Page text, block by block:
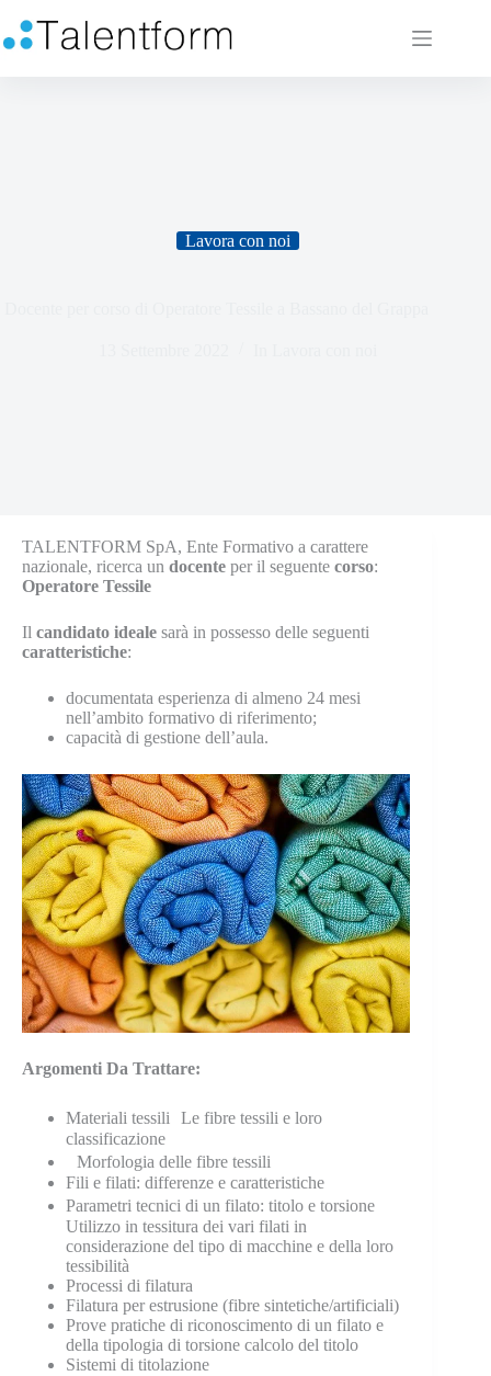
Lavora con noi
TALENTFORM SpA, Ente Formativo a carattere
nazionale, ricerca un docente per il seguente corso:
Operatore Tessile
Il candidato ideale sarà in possesso delle seguenti
caratteristiche:
documentata esperienza di almeno 24 mesi
nell’ambito formativo di riferimento;
capacità di gestione dell’aula.
Argomenti Da Trattare:
Materiali tessili Le fibre tessili e loro
classificazione
Morfologia delle fibre tessili
Fili e filati: differenze e caratteristiche
Parametri tecnici di un filato: titolo e torsione
Utilizzo in tessitura dei vari filati in
considerazione del tipo di macchine e della loro
tessibilità
Processi di filatura
Filatura per estrusione (fibre sintetiche/artificiali)
Prove pratiche di riconoscimento di un filato e
della tipologia di torsione calcolo del titolo
Sistemi di titolazione